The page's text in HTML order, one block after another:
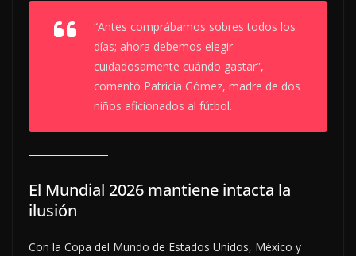
“Antes comprábamos sobres todos los
días; ahora debemos elegir
cuidadosamente cuándo gastar”,
comentó Patricia Gómez, madre de dos
niños aficionados al fútbol.
El Mundial 2026 mantiene intacta la
ilusión
Con la Copa del Mundo de Estados Unidos, México y